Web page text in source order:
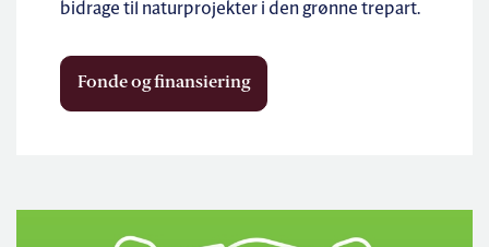
bidrage til naturprojekter i den grønne trepart.
Fonde og finansiering